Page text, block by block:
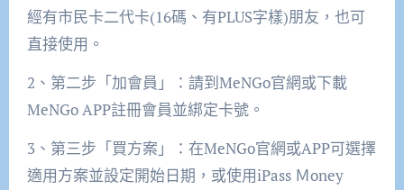
經有市民卡二代卡(16碼、有PLUS字樣)朋友，也可
直接使用。
2、第二步「加會員」：請到MeNGo官網或下載
MeNGo APP註冊會員並綁定卡號。
3、第三步「買方案」：在MeNGo官網或APP可選擇
適用方案並設定開始日期，或使用iPass Ｍoney